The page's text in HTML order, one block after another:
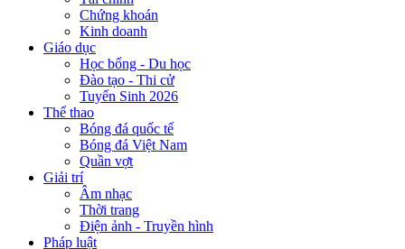
Chứng khoán
Kinh doanh
Giáo dục
Học bổng - Du học
Đào tạo - Thi cử
Tuyển Sinh 2026
Thể thao
Bóng đá quốc tế
Bóng đá Việt Nam
Quần vợt
Giải trí
Âm nhạc
Thời trang
Điện ảnh - Truyền hình
Pháp luật